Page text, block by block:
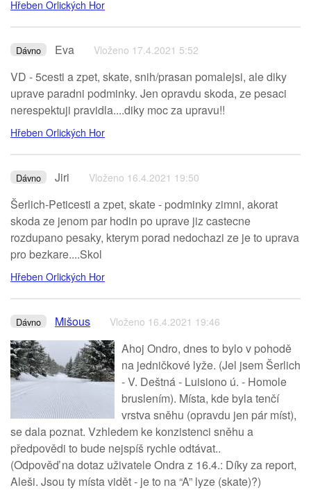
Hřeben Orlických Hor
Dávno Eva Vloženo 17.4.2021 5:52
VD - 5cesti a zpet, skate, snih/prasan pomalejsi, ale diky
uprave paradni podminky. Jen opravdu skoda, ze pesaci
nerespektuji pravidla....diky moc za upravu!!
Hřeben Orlických Hor
Dávno Jiri Vloženo 16.4.2021 19:50
Šerlich-Peticesti a zpet, skate - podminky zimni, akorat
skoda ze jenom par hodin po uprave jiz castecne
rozdupano pesaky, kterym porad nedochazi ze je to uprava
pro bezkare....Skol
Hřeben Orlických Hor
Dávno Mišous Vloženo 16.4.2021 19:46
Ahoj Ondro, dnes to bylo v pohodě
na jedničkové lyže. (Jel jsem Šerlich
- V. Deštná - Luisiono ú. - Homole
bruslením). Místa, kde byla tenčí
vrstva sněhu (opravdu jen pár míst),
se dala poznat. Vzhledem ke konzistenci sněhu a
předpovědi to bude nejspíš rychle odtávat..
(Odpověď na dotaz uživatele Ondra z 16.4.: Díky za report,
Aleši. Jsou ty místa vidět - je to na “A” lyze (skate)?)